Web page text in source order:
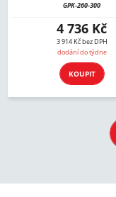
GPK-260-300
4 736 Kč
3 914 Kč bez DPH
dodání do týdne
KOUPIT